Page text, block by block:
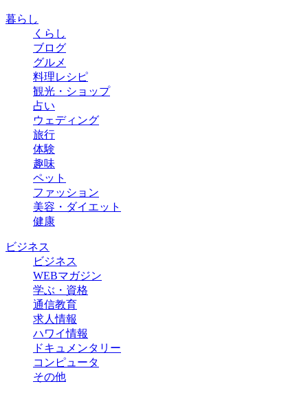
暮らし
くらし
ブログ
グルメ
料理レシピ
観光・ショップ
占い
ウェディング
旅行
体験
趣味
ペット
ファッション
美容・ダイエット
健康
ビジネス
ビジネス
WEBマガジン
学ぶ・資格
通信教育
求人情報
ハワイ情報
ドキュメンタリー
コンピュータ
その他